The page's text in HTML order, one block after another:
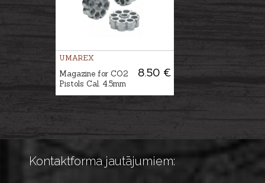
UMAREX
8.50 €
Magazine for CO2
Pistols Cal. 4.5mm
Kontaktforma jautājumiem: